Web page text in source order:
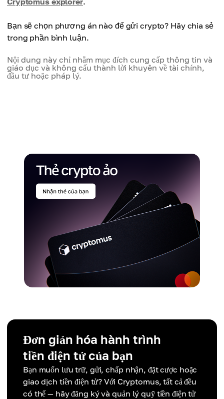
Bạn sẽ chọn phương án nào để gửi crypto? Hãy chia sẻ
trong phần bình luận.
Nội dung này chỉ nhằm mục đích cung cấp thông tin và
giáo dục và không cấu thành lời khuyên về tài chính,
đầu tư hoặc pháp lý.
Đơn giản hóa hành trình
tiền điện tử của bạn
Bạn muốn lưu trữ, gửi, chấp nhận, đặt cược hoặc
giao dịch tiền điện tử? Với Cryptomus, tất cả đều
có thể — hãy đăng ký và quản lý quỹ tiền điện tử